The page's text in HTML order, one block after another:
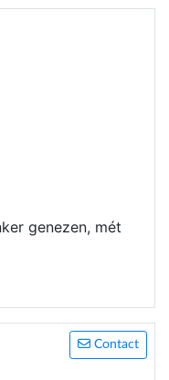
genezen, mét
Contact